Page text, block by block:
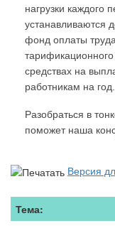
нагрузки каждого
устанавливаются
фонд оплаты
средствах на
работникам на год.
Разобраться в
поможет наша
Версия
Тема: